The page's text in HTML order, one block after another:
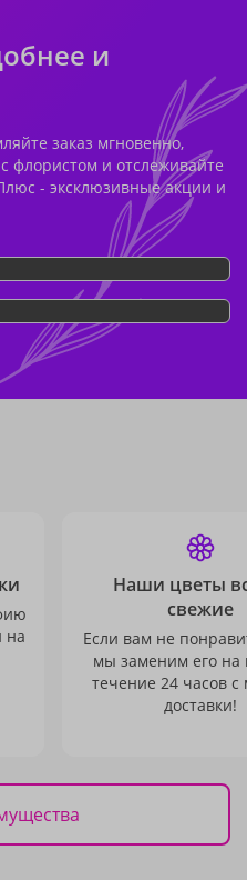
и
заказ мгновенно,
флористом и отслеживайте
- эксклюзивные акции и
на
Наши цветы
свежие
Если вам не
мы заменим его на
течение 24 часов с
доставки!